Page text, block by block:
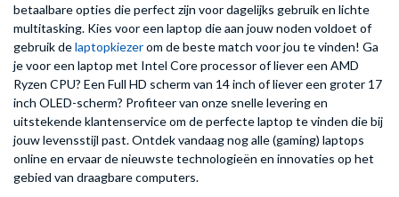
betaalbare opties die perfect zijn voor dagelijks gebruik en lichte
multitasking. Kies voor een laptop die aan jouw noden voldoet of
gebruik delaptopkiezerom de beste match voor jou te vinden! Ga
je voor een laptop met Intel Core processor of liever een AMD
Ryzen CPU? Een Full HD scherm van 14 inch of liever een groter 17
inch OLED-scherm? Profiteer van onze snelle levering en
uitstekende klantenservice om de perfecte laptop te vinden die bij
jouw levensstijl past. Ontdek vandaag nog alle (gaming) laptops
online en ervaar de nieuwste technologieën en innovaties op het
gebied van draagbare computers.